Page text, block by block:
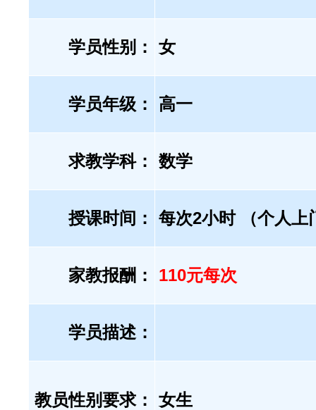
学员性别： 女
学员年级： 高一
求教学科： 数学
授课时间： 每次2小时 （个人上
家教报酬： 110元每次
学员描述：
教员性别要求： 女生